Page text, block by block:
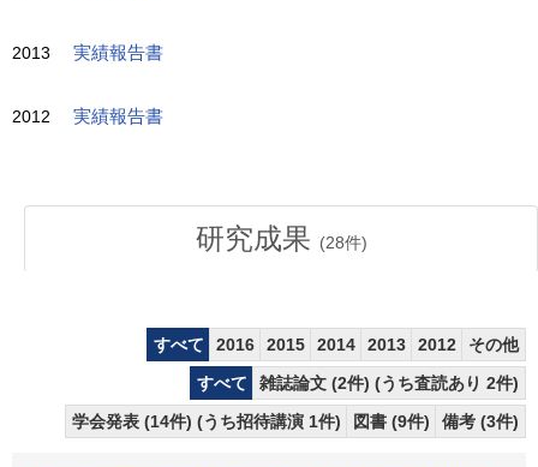
2013 実績報告書
2012 実績報告書
研究成果 (28件)
すべて 2016 2015 2014 2013 2012
その他
すべて
雑誌論文 (2件) (うち査読あり 2件)
学会発表 (14件) (うち招待講演 1件)
図書 (9件) 備考 (3件)